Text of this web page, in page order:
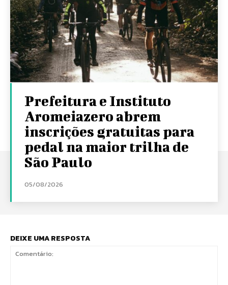
Prefeitura e Instituto
Aromeiazero abrem
inscrições gratuitas para
pedal na maior trilha de
São Paulo
05/08/2026
DEIXE UMA RESPOSTA